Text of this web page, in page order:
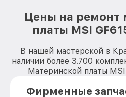
Цены на ремонт
платы MSI
В нашей мастерской в
наличии более 3.700
Материнской платы
Фирменные